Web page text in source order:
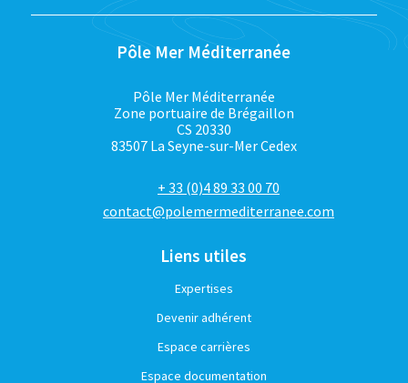
Pôle Mer Méditerranée
Pôle Mer Méditerranée
Zone portuaire de Brégaillon
CS 20330
83507 La Seyne-sur-Mer Cedex
+ 33 (0)4 89 33 00 70
contact@polemermediterranee.com
Liens utiles
Expertises
Devenir adhérent
Espace carrières
Espace documentation